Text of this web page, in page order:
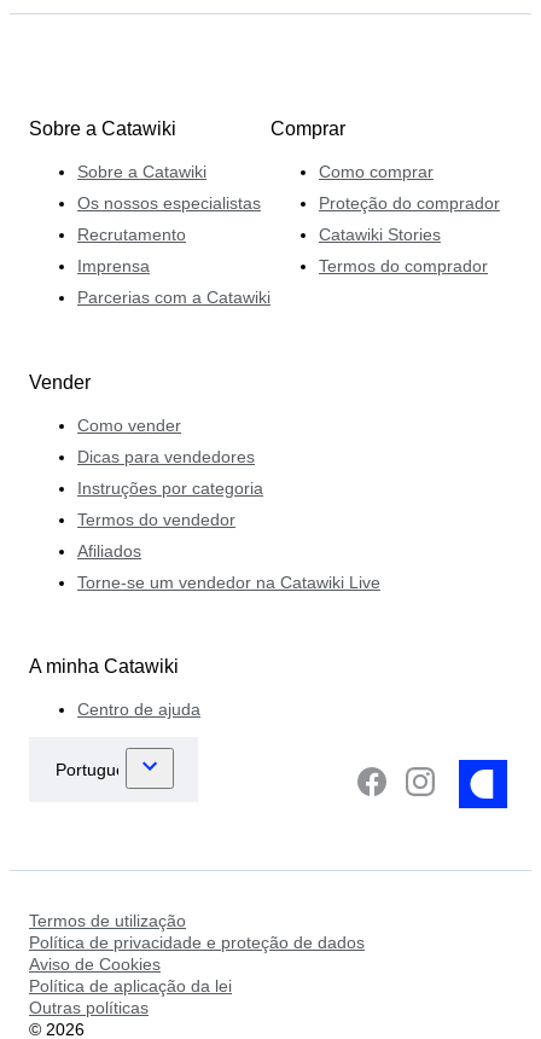
Sobre a Catawiki
Sobre a Catawiki
Os nossos especialistas
Recrutamento
Imprensa
Parcerias com a Catawiki
Comprar
Como comprar
Proteção do comprador
Catawiki Stories
Termos do comprador
Vender
Como vender
Dicas para vendedores
Instruções por categoria
Termos do vendedor
Afiliados
Torne-se um vendedor na Catawiki Live
A minha Catawiki
Centro de ajuda
Termos de utilização
Política de privacidade e proteção de dados
Aviso de Cookies
Política de aplicação da lei
Outras políticas
© 2026